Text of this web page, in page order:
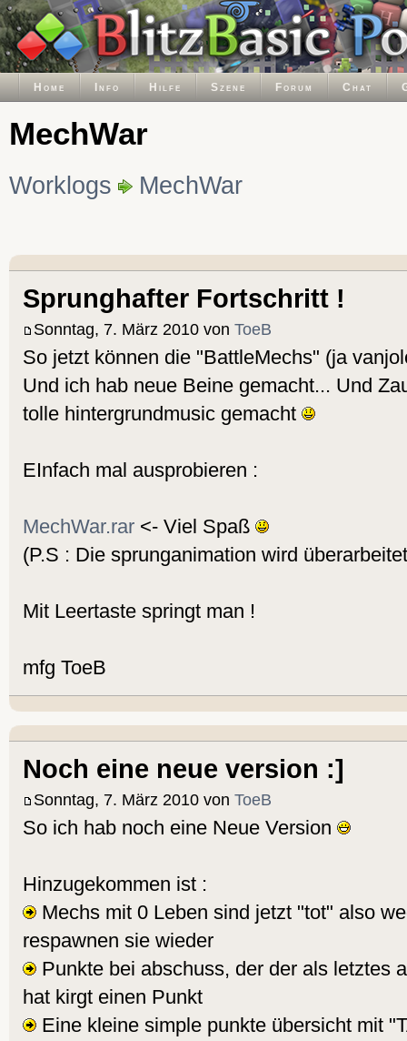
Home Info Hilfe Szene Forum Chat
MechWar
Worklogs MechWar
Sprunghafter Fortschritt !
Sonntag, 7. März 2010 von ToeB
So jetzt können die "BattleMechs" (ja
Und ich hab neue Beine gemacht... Und
tolle hintergrundmusic gemacht
EInfach mal ausprobieren :
MechWar.rar <- Viel Spaß
(P.S : Die sprunganimation wird
Mit Leertaste springt man !
mfg ToeB
Noch eine neue version :]
Sonntag, 7. März 2010 von ToeB
So ich hab noch eine Neue Version
Hinzugekommen ist :
Mechs mit 0 Leben sind jetzt "tot" also
respawnen sie wieder
Punkte bei abschuss, der der als letztes
hat kirgt einen Punkt
Eine kleine simple punkte übersicht mit